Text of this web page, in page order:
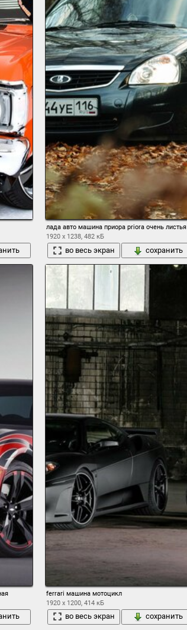
лада авто машина приора priora очень листья
1920 x 1238, 482 кБ
во весь экран сохранить
ferrari машина мотоцикл
1920 x 1200, 414 кБ
во весь экран сохранить